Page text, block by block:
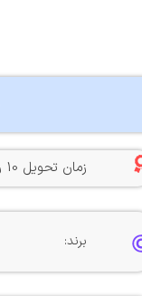
زمان تحویل 10 روز کاری
برند: